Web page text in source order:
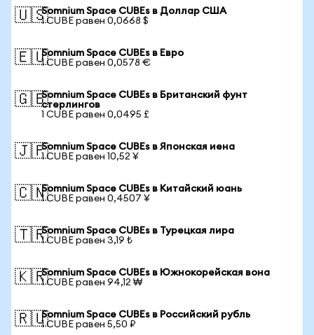
🇺🇸Somnium Space CUBEs в Доллар США
1 CUBE равен 0,0668 $
🇪🇺Somnium Space CUBEs в Евро
1 CUBE равен 0,0578 €
🇬🇧Somnium Space CUBEs в Британский фунт
стерлингов
1 CUBE равен 0,0495 £
🇯🇵Somnium Space CUBEs в Японская иена
1 CUBE равен 10,52 ¥
🇨🇳Somnium Space CUBEs в Китайский юань
1 CUBE равен 0,4507 ¥
🇹🇷Somnium Space CUBEs в Турецкая лира
1 CUBE равен 3,19 ₺
🇰🇷Somnium Space CUBEs в Южнокорейская вона
1 CUBE равен 94,12 ₩
🇷🇺Somnium Space CUBEs в Российский рубль
1 CUBE равен 5,50 ₽